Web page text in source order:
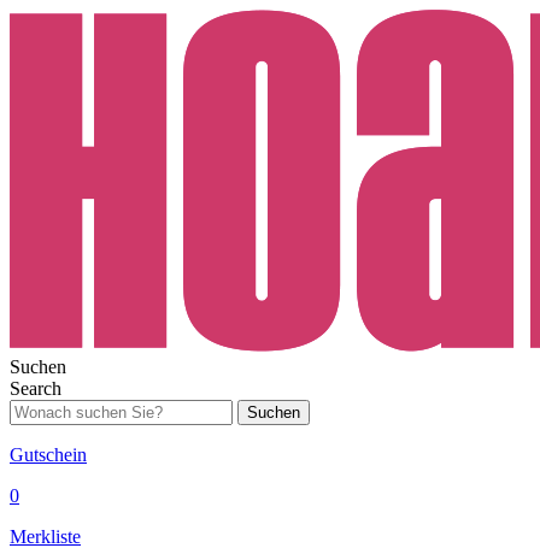
Suchen
Search
Suchen
Gutschein
0
Merkliste